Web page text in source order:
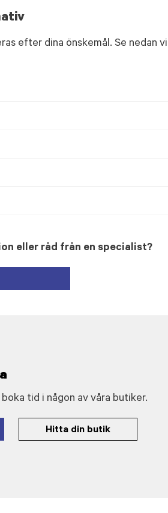
efter dina önskemål. Se nedan
eller råd från en specialist?
tid i någon av våra butiker.
Hitta din butik